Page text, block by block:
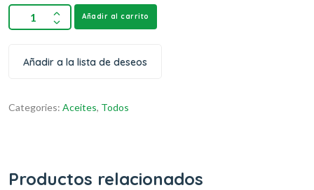
Añadir al carrito
Añadir a la lista de deseos
Categories: Aceites, Todos
Productos relacionados